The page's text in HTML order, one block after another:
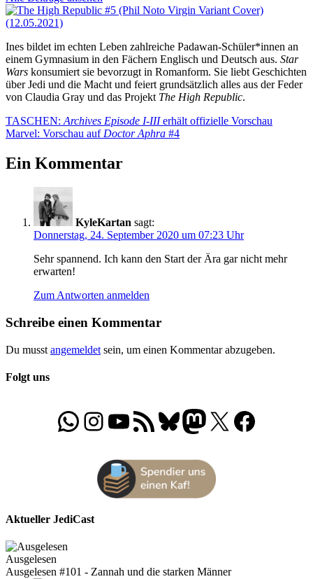
Ines bildet im echten Leben zahlreiche Padawan-Schüler*innen an
einem Gymnasium in den Fächern Englisch und Deutsch aus. Star
Wars konsumiert sie bevorzugt in Romanform. Sie liebt Geschichten
über Jedi und die Macht und feiert grundsätzlich alles aus der Feder
von Claudia Gray und das Projekt The High Republic.
Beitragsnavigation
Vorheriger
Beitrag:
TASCHEN: Archives Episode I-IIIerhält offizielle Vorschau
Nächster
Marvel: Vorschau auf Doctor Aphra #4
Ein Kommentar
KyleKartan sagt:
Donnerstag, 24. September 2020 um 07:23 Uhr
Sehr spannend. Ich kann den Start der Ära gar nicht mehr
erwarten!
Zum Antworten anmelden
Schreibe einen Kommentar
Du musst angemeldet sein, um einen Kommentar abzugeben.
Folgt uns
WhatsApp
Folgt uns auf Instagram
Besucht unseren YouTube-Kanal
RSS-FeedBluesky
Folgt uns auf Mastodon
X Folgt uns auf
Aktueller JediCast
Ausgelesen
Ausgelesen #101 - Zannah und die starken Männer